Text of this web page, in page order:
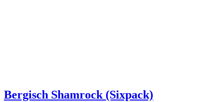
Bergisch Shamrock (Sixpack)